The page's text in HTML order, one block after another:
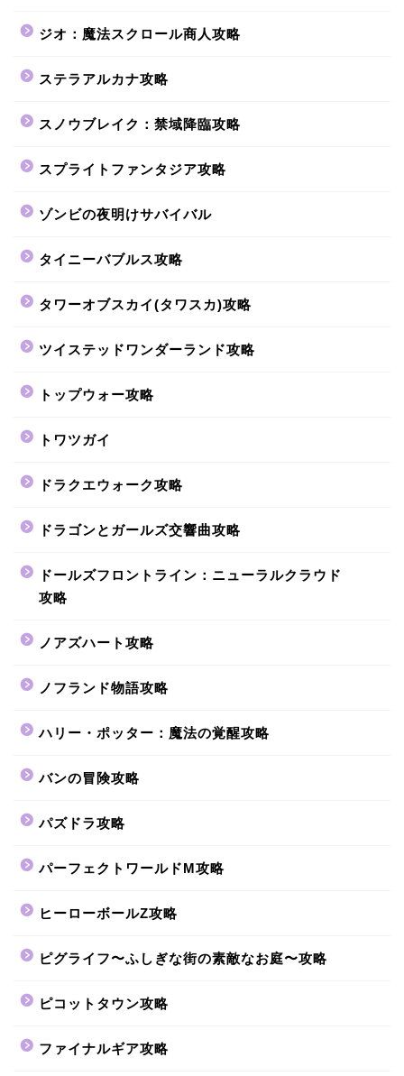
ジオ：魔法スクロール商人攻略
ステラアルカナ攻略
スノウブレイク：禁域降臨攻略
スプライトファンタジア攻略
ゾンビの夜明けサバイバル
タイニーバブルス攻略
タワーオブスカイ(タワスカ)攻略
ツイステッドワンダーランド攻略
トップウォー攻略
トワツガイ
ドラクエウォーク攻略
ドラゴンとガールズ交響曲攻略
ドールズフロントライン：ニューラルクラウド
攻略
ノアズハート攻略
ノフランド物語攻略
ハリー・ポッター：魔法の覚醒攻略
バンの冒険攻略
パズドラ攻略
パーフェクトワールドM攻略
ヒーローボールZ攻略
ピグライフ〜ふしぎな街の素敵なお庭〜攻略
ピコットタウン攻略
ファイナルギア攻略